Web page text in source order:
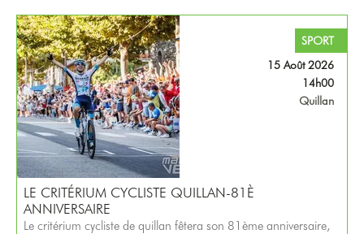
SPORT
15 Août 2026
14h00
Quillan
LE CRITÉRIUM CYCLISTE QUILLAN-81È
ANNIVERSAIRE
Le critérium cycliste de quillan fêtera son 81ème anniversaire,